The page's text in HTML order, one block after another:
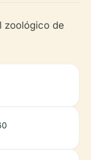
zoológico de